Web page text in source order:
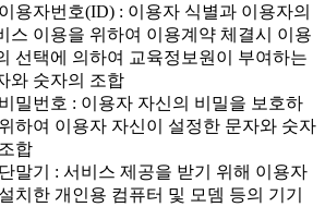
용자번호(ID) : 이용자 식별과 이용자의
스 이용을 위하여 이용계약 체결시 이용
선택에 의하여 교육정보원이 부여하는
와 숫자의 조합
밀번호 : 이용자 자신의 비밀을 보호하
하여 이용자 자신이 설정한 문자와 숫자
합
말기 : 서비스 제공을 받기 위해 이용자
치한 개인용 컴퓨터 및 모뎀 등의 기기